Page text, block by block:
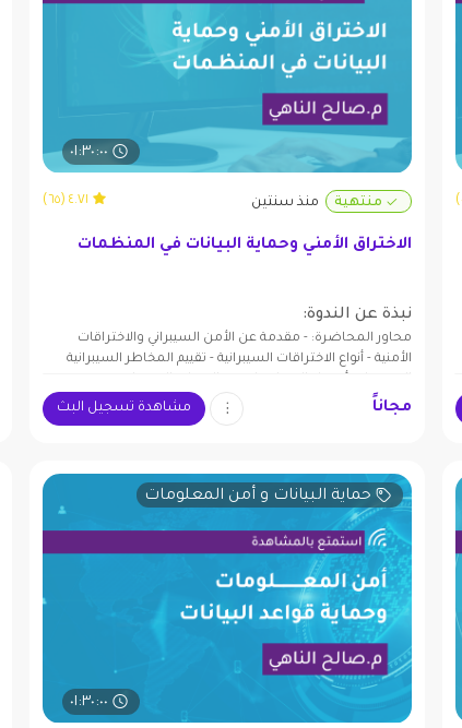
٠١:٣٠:٠٠
منتهية منذ سنتين ٤.٧١ (٦٥)
الاختراق الأمني وحماية البيانات في المنظمات
نبذة عن الندوة:
محاور المحاضرة: - مقدمة عن الأمن السيبراني والاختراقات
الأمنية - أنواع الاختراقات السيبرانية - تقييم المخاطر السيبرانية
مجاناً مشاهدة تسجيل البث
حماية البيانات و أمن المعلومات
٠١:٣٠:٠٠